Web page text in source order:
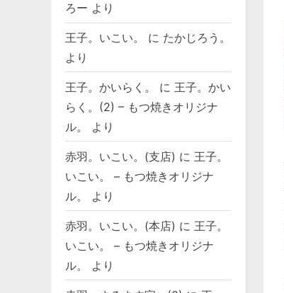
ろー より
王子。いこい。 に たかじろう。
より
王子。かいらく。 に 王子。かい
らく。(2) – もつ焼きオリジナ
ル。
より
赤羽。いこい。(支店) に 王子。
いこい。 – もつ焼きオリジナ
ル。
より
赤羽。いこい。(本店) に 王子。
いこい。 – もつ焼きオリジナ
ル。
より